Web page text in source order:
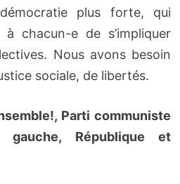
plus forte, qui
chacun-e de s’impliquer
Nous avons besoin
sociale, de libertés.
Parti communiste
République et